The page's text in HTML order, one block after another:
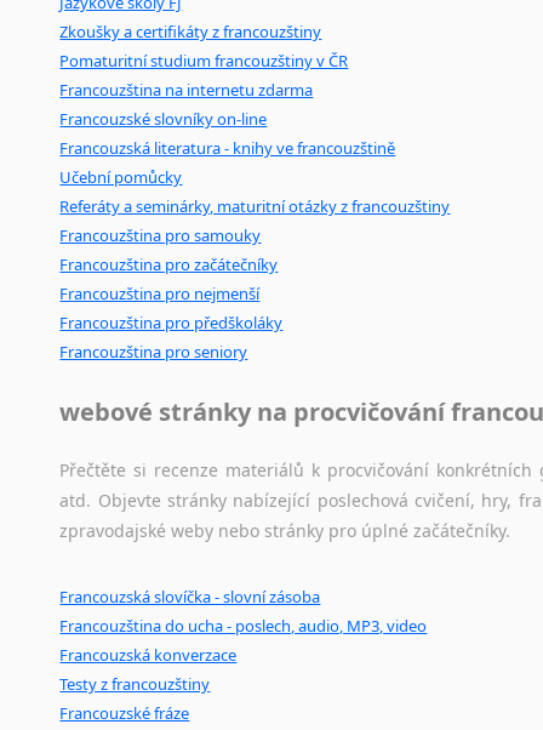
Mix pomůcek, jež
poradny a pravidla pravopisu nebo
Zkoušky a certifikáty z francouzštiny
Pomaturitní studium francouzštiny v ČR
Francouzština na internetu zdarma
Francouzské slovníky on-line
Francouzská literatura - knihy ve francouzštině
Učební pomůcky
Referáty a seminárky, maturitní otázky z francouzštiny
Francouzština pro samouky
Francouzština pro začátečníky
Francouzština pro nejmenší
Francouzština pro předškoláky
Francouzština pro seniory
webové stránky na procvičování
Přečtěte si recenze materiálů k procvičování
atd. Objevte stránky nabízející poslechová cvičení, hry,
zpravodajské weby nebo stránky pro úplné začátečníky.
Francouzská slovíčka - slovní zásoba
Francouzština do ucha - poslech, audio, MP3, video
Francouzská konverzace
Testy z francouzštiny
Francouzské fráze